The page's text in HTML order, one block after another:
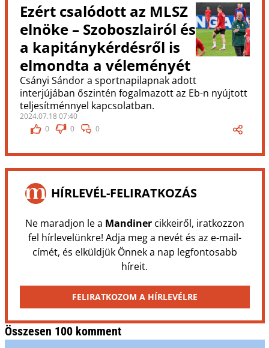
Ezért csalódott az MLSZ
elnöke – Szoboszlairól és
a kapitánykérdésről is
elmondta a véleményét
Csányi Sándor a sportnapilapnak adott
interjújában őszintén fogalmazott az Eb-n nyújtott
teljesítménnyel kapcsolatban.
2024.07.18 07:40
0
0 0
HÍRLEVÉL-FELIRATKOZÁS
Ne maradjon le a Mandinercikkeiről, iratkozzon
fel hírlevelünkre! Adja meg a nevét és az e-mail-
címét, és elküldjük Önnek a nap legfontosabb
híreit.
FELIRATKOZOM A HÍRLEVÉLRE
Összesen 100 komment